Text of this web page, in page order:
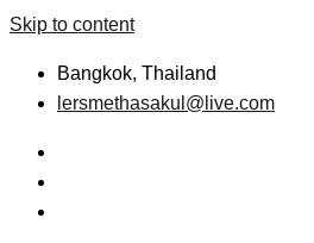
Skip to content
Bangkok, Thailand
lersmethasakul@live.com